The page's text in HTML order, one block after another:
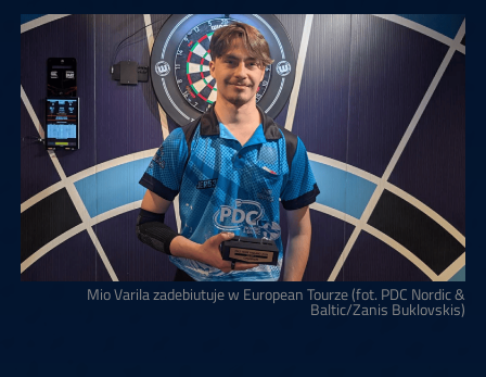
Mio Varila zadebiutuje w European Tourze (fot. PDC Nordic &
Baltic/Zanis Buklovskis)